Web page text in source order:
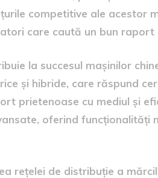
competitive ale acestor
care caută un bun
la succesul mașinilor
și hibride, care răspund
prietenoase cu mediul și
oferind funcționalități
rețelei de distribuție a